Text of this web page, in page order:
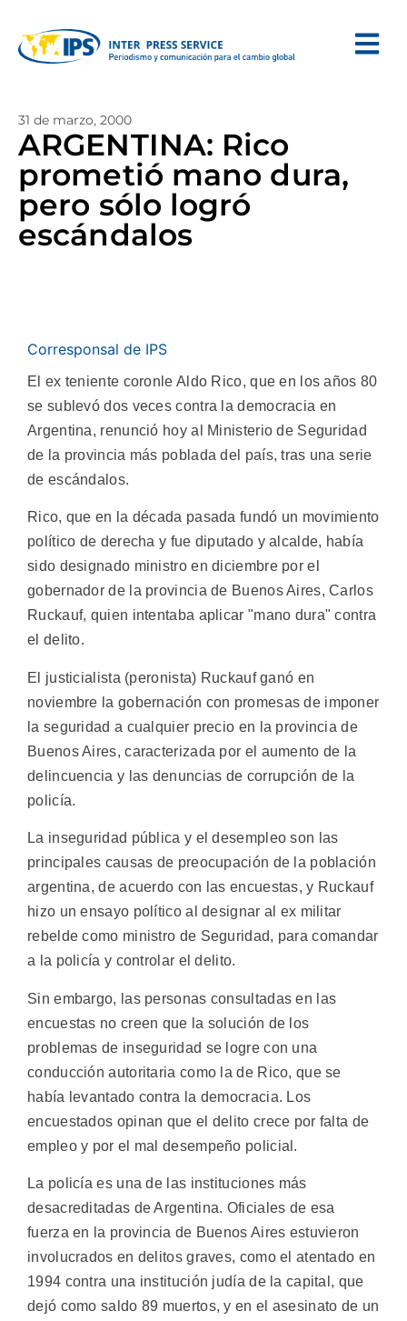
31 de marzo, 2000
ARGENTINA: Rico
prometió mano dura,
pero sólo logró
escándalos
Corresponsal de IPS
El ex teniente coronle Aldo Rico, que en los años 80
se sublevó dos veces contra la democracia en
Argentina, renunció hoy al Ministerio de Seguridad
de la provincia más poblada del país, tras una serie
de escándalos.
Rico, que en la década pasada fundó un movimiento
político de derecha y fue diputado y alcalde, había
sido designado ministro en diciembre por el
gobernador de la provincia de Buenos Aires, Carlos
Ruckauf, quien intentaba aplicar "mano dura" contra
el delito.
El justicialista (peronista) Ruckauf ganó en
noviembre la gobernación con promesas de imponer
la seguridad a cualquier precio en la provincia de
Buenos Aires, caracterizada por el aumento de la
delincuencia y las denuncias de corrupción de la
policía.
La inseguridad pública y el desempleo son las
principales causas de preocupación de la población
argentina, de acuerdo con las encuestas, y Ruckauf
hizo un ensayo político al designar al ex militar
rebelde como ministro de Seguridad, para comandar
a la policía y controlar el delito.
Sin embargo, las personas consultadas en las
encuestas no creen que la solución de los
problemas de inseguridad se logre con una
conducción autoritaria como la de Rico, que se
había levantado contra la democracia. Los
encuestados opinan que el delito crece por falta de
empleo y por el mal desempeño policial.
La policía es una de las instituciones más
desacreditadas de Argentina. Oficiales de esa
fuerza en la provincia de Buenos Aires estuvieron
involucrados en delitos graves, como el atentado en
1994 contra una institución judía de la capital, que
dejó como saldo 89 muertos, y en el asesinato de un